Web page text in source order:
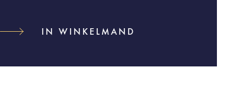
IN WINKELMAND